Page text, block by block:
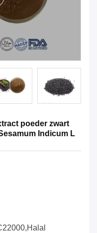
poeder zwart
Indicum L